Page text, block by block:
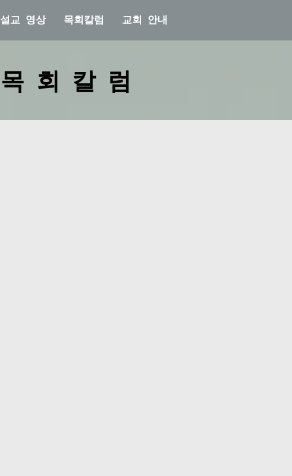
설교 영상 목회칼럼 교회 안내
목 회 칼 럼